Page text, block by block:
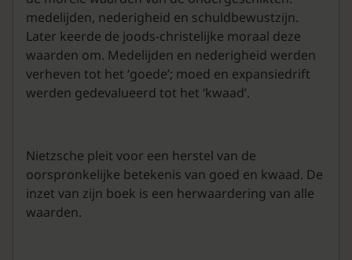
medelijden, nederigheid en schuldbewustzijn.
Later keerde de joods-christelijke moraal deze
waarden om. Medelijden en nederigheid werden
verheven tot het ‘goede’; moed en expansiedrift
werden gedevalueerd tot het ‘kwaad’.
Nietzsche pleit voor een herstel van de
oorspronkelijke betekenis van goed en kwaad. De
inzet van zijn boek is een herwaardering van alle
waarden.